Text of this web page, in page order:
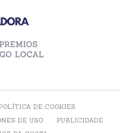
DE COOKIES
DE USO
PUBLICIDADE